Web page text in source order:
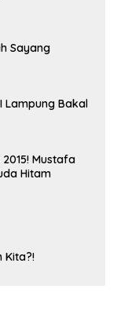
Sayang
Lampung Bakal
Mustafa
Hitam
Kita?!